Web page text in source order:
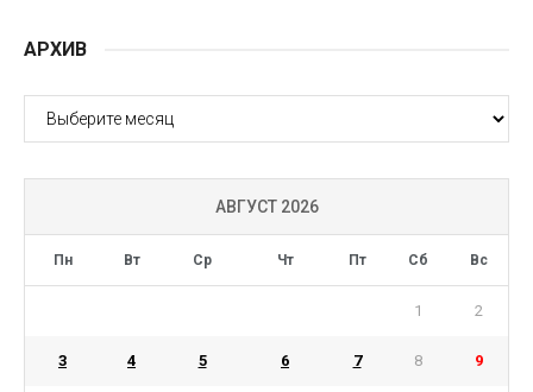
АРХИВ
АРХИВ
АВГУСТ 2026
Пн Вт Ср Чт Пт Сб Вс
1 2
3 4 5 6 7 8 9